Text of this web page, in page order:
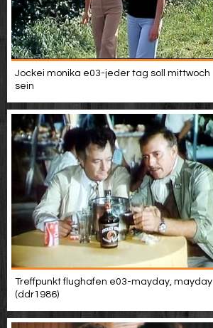
Jockei monika e03-jeder tag soll mittwoch
sein
Treffpunkt flughafen e03-mayday, mayday
(ddr1986)